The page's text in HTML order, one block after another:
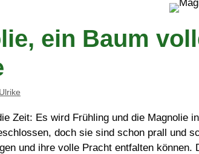
ein Baum
Ulrike
Zeit: Es wird Frühling und die Magnolie
doch sie sind schon prall und
und ihre volle Pracht entfalten